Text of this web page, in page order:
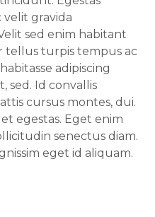
velit gravida
sed enim habitant
tellus turpis tempus ac
adipiscing
sed. Id convallis
cursus montes, dui.
egestas. Eget enim
senectus diam.
eget id aliquam.